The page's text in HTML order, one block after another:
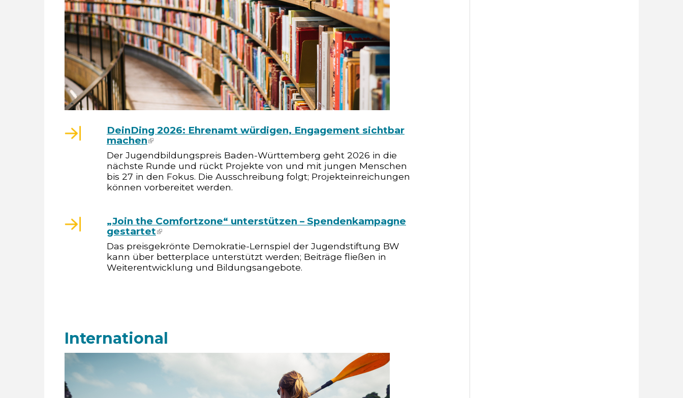
DeinDing 2026: Ehrenamt würdigen, Engagement sichtbar
machen(link is external)
Der Jugendbildungspreis Baden-Württemberg geht 2026 in die
nächste Runde und rückt Projekte von und mit jungen Menschen
bis 27 in den Fokus. Die Ausschreibung folgt; Projekteinreichungen
können vorbereitet werden.
„Join the Comfortzone“ unterstützen – Spendenkampagne
gestartet(link is external)
Das preisgekrönte Demokratie-Lernspiel der Jugendstiftung BW
kann über betterplace unterstützt werden; Beiträge fließen in
Weiterentwicklung und Bildungsangebote.
International